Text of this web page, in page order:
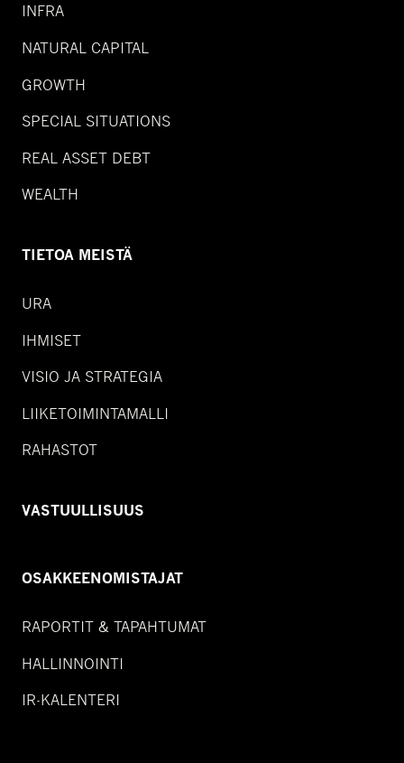
INFRA
NATURAL CAPITAL
GROWTH
SPECIAL SITUATIONS
REAL ASSET DEBT
WEALTH
TIETOA MEISTÄ
URA
IHMISET
VISIO JA STRATEGIA
LIIKETOIMINTAMALLI
RAHASTOT
VASTUULLISUUS
OSAKKEENOMISTAJAT
RAPORTIT & TAPAHTUMAT
HALLINNOINTI
IR-KALENTERI